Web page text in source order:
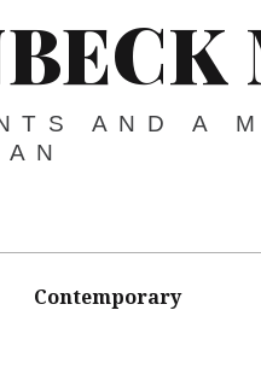
AND A
Contemporary